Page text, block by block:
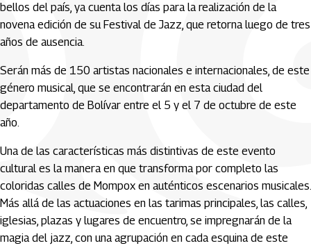
bellos del país, ya cuenta los días para la realización de la
novena edición de su Festival de Jazz, que retorna luego de tres
años de ausencia.
Serán más de 150 artistas nacionales e internacionales, de este
género musical, que se encontrarán en esta ciudad del
departamento de Bolívar entre el 5 y el 7 de octubre de este
año.
Una de las características más distintivas de este evento
cultural es la manera en que transforma por completo las
coloridas calles de Mompox en auténticos escenarios musicales.
Más allá de las actuaciones en las tarimas principales, las calles,
iglesias, plazas y lugares de encuentro, se impregnarán de la
magia del jazz, con una agrupación en cada esquina de este